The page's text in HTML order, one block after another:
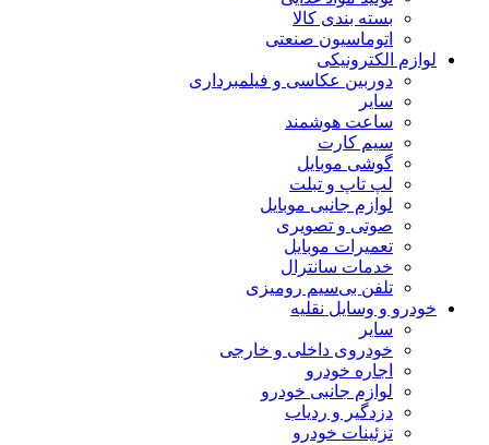
بسته بندی کالا
اتوماسیون صنعتی
الکترونیکی
دوربین عکاسی و فیلمبرداری
ساعت هوشمند
سیم کارت
گوشی موبایل
لپ تاپ و تبلت
لوازم جانبی موبایل
صوتی و تصویری
تعمیرات موبایل
خدمات سانترال
تلفن بی‌سیم رومیزی
و وسایل نقلیه
خودروی داخلی و خارجی
اجاره خودرو
لوازم جانبی خودرو
دزدگیر و ردیاب
تزئینات خودرو